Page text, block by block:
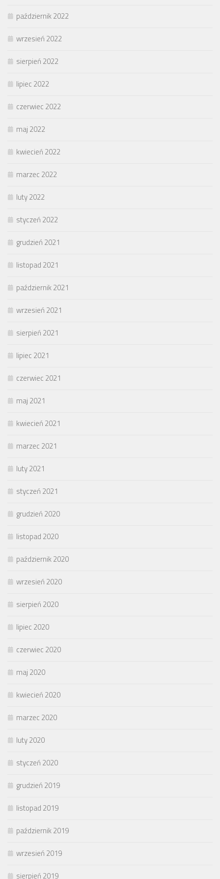
październik 2022
wrzesień 2022
sierpień 2022
lipiec 2022
czerwiec 2022
maj 2022
kwiecień 2022
marzec 2022
luty 2022
styczeń 2022
grudzień 2021
listopad 2021
październik 2021
wrzesień 2021
sierpień 2021
lipiec 2021
czerwiec 2021
maj 2021
kwiecień 2021
marzec 2021
luty 2021
styczeń 2021
grudzień 2020
listopad 2020
październik 2020
wrzesień 2020
sierpień 2020
lipiec 2020
czerwiec 2020
maj 2020
kwiecień 2020
marzec 2020
luty 2020
styczeń 2020
grudzień 2019
listopad 2019
październik 2019
wrzesień 2019
sierpień 2019